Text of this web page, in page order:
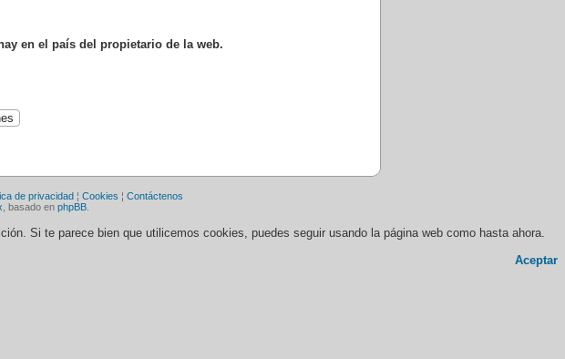
en el país del propietario de la web.
de privacidad¦ Cookies ¦ Contáctenos
, basado en phpBB
Si te parece bien que utilicemos cookies, puedes seguir usando la página web como hasta ahora.
Aceptar